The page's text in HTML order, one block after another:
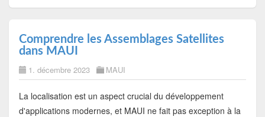
Comprendre les Assemblages Satellites
dans MAUI
1. décembre 2023 MAUI
La localisation est un aspect crucial du développement
d'applications modernes, et MAUI ne fait pas exception à la